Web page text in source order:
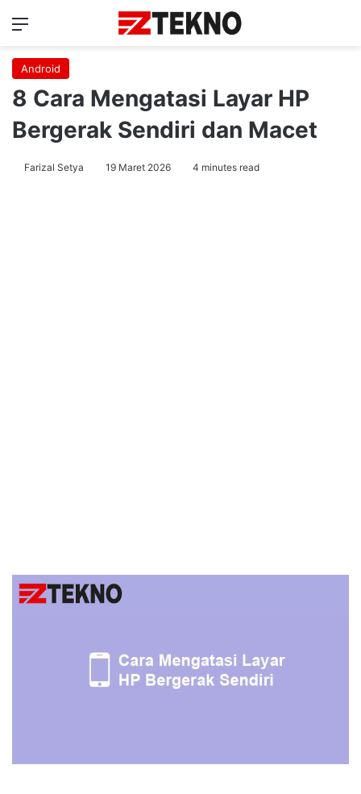
Menu
Android
8 Cara Mengatasi Layar HP
Bergerak Sendiri dan Macet
Farizal Setya 19 Maret 2026 4 minutes read